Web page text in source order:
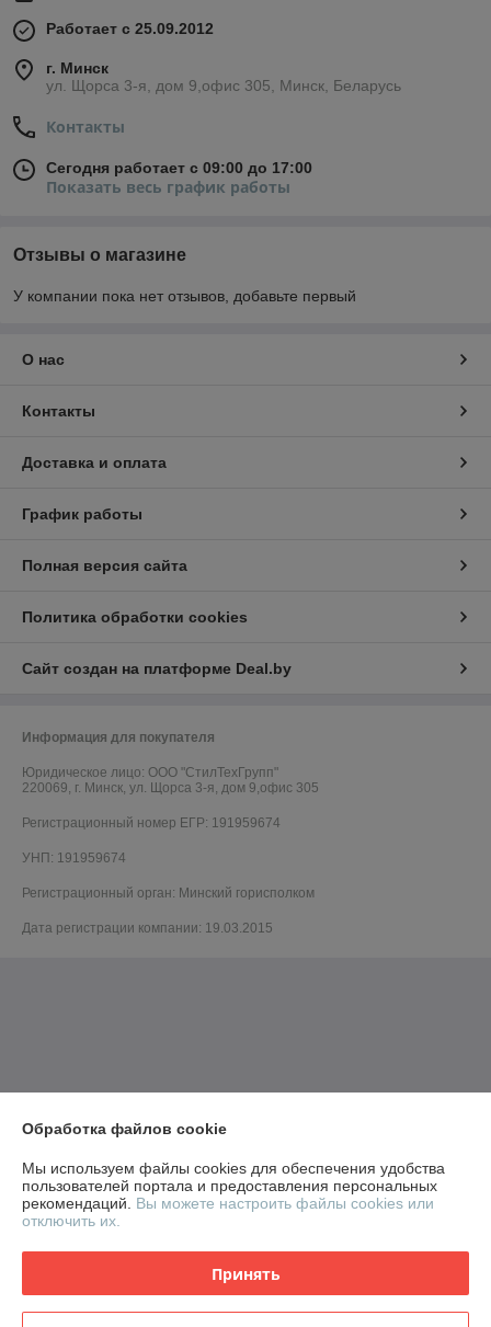
Работает с 25.09.2012
г. Минск
ул. Щорса 3-я, дом 9,офис 305, Минск, Беларусь
Контакты
Сегодня работает с 09:00 до 17:00
Показать весь график работы
Отзывы о магазине
У компании пока нет отзывов, добавьте первый
О нас
Контакты
Доставка и оплата
График работы
Полная версия сайта
Политика обработки cookies
Сайт создан на платформе Deal.by
Информация для покупателя
Юридическое лицо: ООО "СтилТехГрупп"
220069, г. Минск, ул. Щорса 3-я, дом 9,офис 305
Регистрационный номер ЕГР: 191959674
УНП: 191959674
Регистрационный орган: Минский горисполком
Дата регистрации компании: 19.03.2015
Обработка файлов cookie
Мы используем файлы cookies для обеспечения удобства
пользователей портала и предоставления персональных
рекомендаций. Вы можете настроить файлы cookies или
отключить их.
Принять